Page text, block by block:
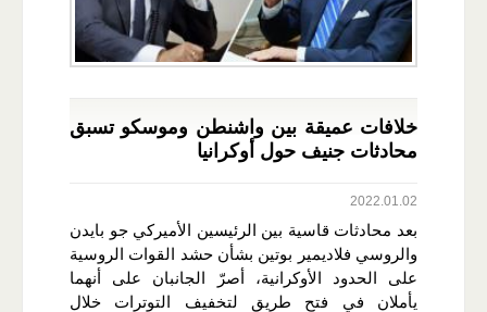
خلافات عميقة بين واشنطن وموسكو تسبق
محادثات جنيف حول أوكرانيا
2022.01.02
بعد محادثات قاسية بين الرئيسين الأميركي جو بايدن
والروسي فلاديمير بوتين بشأن حشد القوات الروسية
على الحدود الأوكرانية، أصرّ الجانبان على أنهما
يأملان في فتح طريق لتخفيف التوترات خلال